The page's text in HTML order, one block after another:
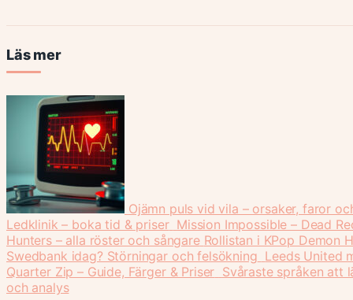
Läs mer
Ojämn puls vid vila – orsaker, faror
Ledklinik – boka tid & priser Mission Impossible – Dead
Hunters – alla röster och sångare Rollistan i KPop Demon
Swedbank idag? Störningar och felsökning Leeds United
Quarter Zip – Guide, Färger & Priser Svåraste språken att
och analys